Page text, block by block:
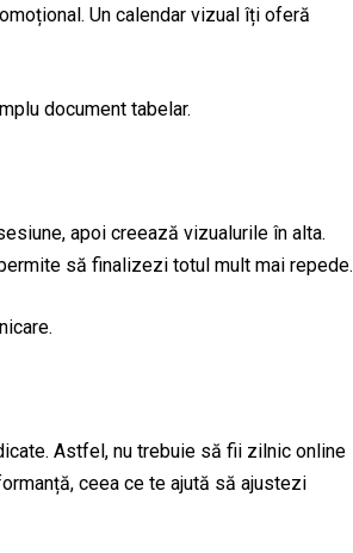
Un calendar vizual îți oferă
document tabelar.
apoi creează vizualurile în alta.
să finalizezi totul mult mai repede.
Astfel, nu trebuie să fii zilnic online
ceea ce te ajută să ajustezi